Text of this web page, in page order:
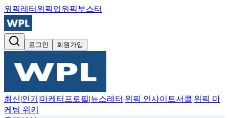
위픽레터 위픽업위픽부스터
로그인 회원가입
최신|인기 |마케터프로필|뉴스레터 |위픽 인사이트서클|위픽 마
케팅 위키